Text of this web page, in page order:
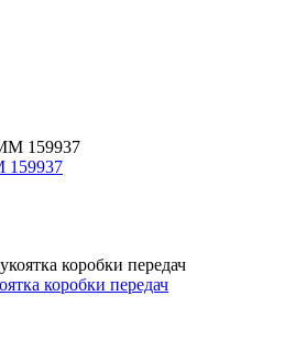
159937
коробки передач